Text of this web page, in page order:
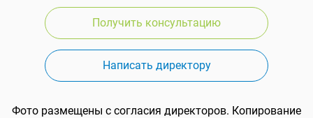
Получить консультацию
Написать директору
Фото размещены с согласия директоров. Копирование